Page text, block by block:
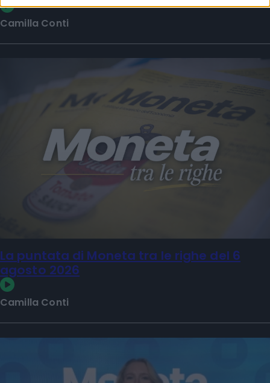
Camilla Conti
La puntata di Moneta tra le righe del 6
agosto 2026
Camilla Conti